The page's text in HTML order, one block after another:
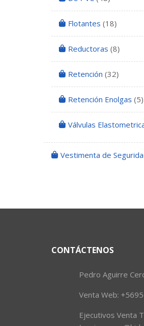
Flotantes (18)
Reductoras (8)
Retención (32)
Retención Enolgas (5)
Válvulas
Vestimenta de
CONTÁCTENOS
Pedro Aguirre
Venta Web:
Ejecutivos Venta